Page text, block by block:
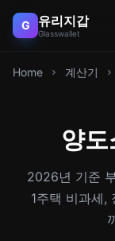
G 유리지갑
Glasswallet
Home 계산기
양
2026년 기준
1주택 비과세,